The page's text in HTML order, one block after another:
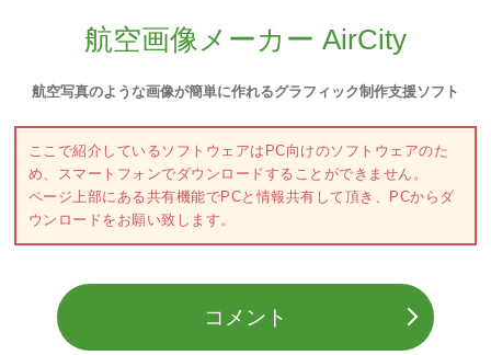
航空画像メーカー AirCity
航空写真のような画像が簡単に作れるグラフィック制作支援ソフト
ここで紹介しているソフトウェアはPC向けのソフトウェアのた
め、スマートフォンでダウンロードすることができません。
ページ上部にある共有機能でPCと情報共有して頂き、PCからダ
ウンロードをお願い致します。
コメント